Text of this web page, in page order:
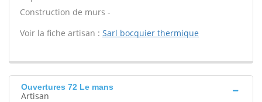
Construction de murs -
Voir la fiche artisan : Sarl bocquier thermique
Ouvertures 72 Le mans
Artisan